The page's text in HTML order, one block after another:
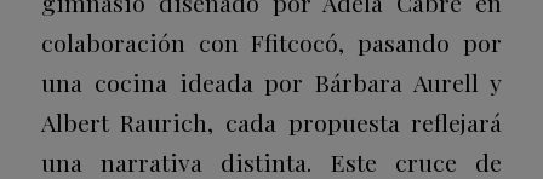
colaboración con Ffitcocó, pasando por
una cocina ideada por Bárbara Aurell y
Albert Raurich, cada propuesta reflejará
una narrativa distinta. Este cruce de